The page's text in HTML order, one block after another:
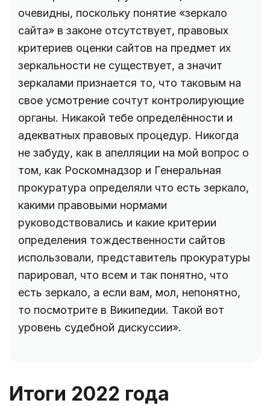
очевидны, поскольку понятие «зеркало
сайта» в законе отсутствует, правовых
критериев оценки сайтов на предмет их
зеркальности не существует, а значит
зеркалами признается то, что таковым на
свое усмотрение сочтут контролирующие
органы. Никакой тебе определённости и
адекватных правовых процедур. Никогда
не забуду, как в апелляции на мой вопрос о
том, как Роскомнадзор и Генеральная
прокуратура определяли что есть зеркало,
какими правовыми нормами
руководствовались и какие критерии
определения тождественности сайтов
использовали, представитель прокуратуры
парировал, что всем и так понятно, что
есть зеркало, а если вам, мол, непонятно,
то посмотрите в Википедии. Такой вот
уровень судебной дискуссии».
Итоги 2022 года